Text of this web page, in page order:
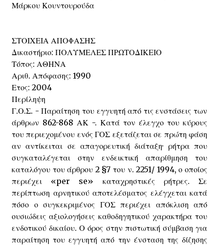
Μάρκου Κουντουρούδα
ΣΤΟΙΧΕΙΑ ΑΠΟΦΑΣΗΣ
Δικαστήριο: ΠΟΛΥΜΕΛΕΣ ΠΡΩΤΟΔΙΚΕΙΟ
Τόπος: ΑΘΗΝΑ
Αριθ. Απόφασης: 1990
Ετος: 2004
Περίληψη
Γ.Ο.Σ. - Παραίτηση του εγγυητή από τις ενστάσεις των
άρθρων 862-868 ΑΚ -. Κατά τον έλεγχο του κύρους
του περιεχομένου ενός ΓΟΣ εξετάζεται σε πρώτη φάση
αν αντίκειται σε απαγορευτική διάταξη· ρήτρα που
συγκαταλέγεται στην ενδεικτική απαρίθμηση του
καταλόγου του άρθρου 2 §7 του ν. 2251/ 1994, ο οποίος
περιέχει «per se» καταχρηστικές ρήτρες. Σε
περίπτωση αρνητικού αποτελέσματος ελέγχεται κατά
πόσο ο συγκεκριμένος ΓΟΣ περιέχει απόκλιση από
ουσιώδεις αξιολογήσεις καθοδηγητικού χαρακτήρα του
ενδοτικού δικαίου. Ο όρος στην πιστωτική σύμβαση για
παραίτηση του εγγυητή από την ένσταση της δίζησης